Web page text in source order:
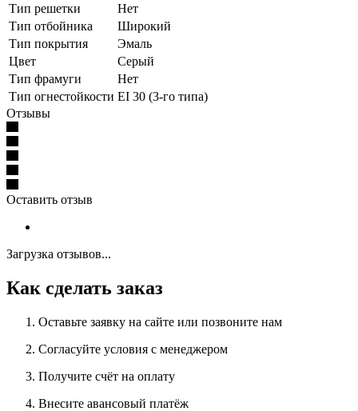
Тип решетки
Нет
Тип отбойника
Широкий
Тип покрытия
Эмаль
Цвет
Серый
Тип фрамуги
Нет
Тип огнестойкости EI 30 (3-го типа)
Отзывы
Оставить отзыв
Загрузка отзывов...
Как сделать заказ
Оставьте заявку на сайте или позвоните нам
Согласуйте условия с менеджером
Получите счёт на оплату
Внесите авансовый платёж